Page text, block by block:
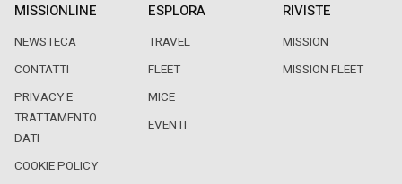
MISSIONLINE
NEWSTECA
CONTATTI
PRIVACY E
TRATTAMENTO
DATI
COOKIE POLICY
ESPLORA
TRAVEL
FLEET
MICE
EVENTI
RIVISTE
MISSION
MISSION FLEET